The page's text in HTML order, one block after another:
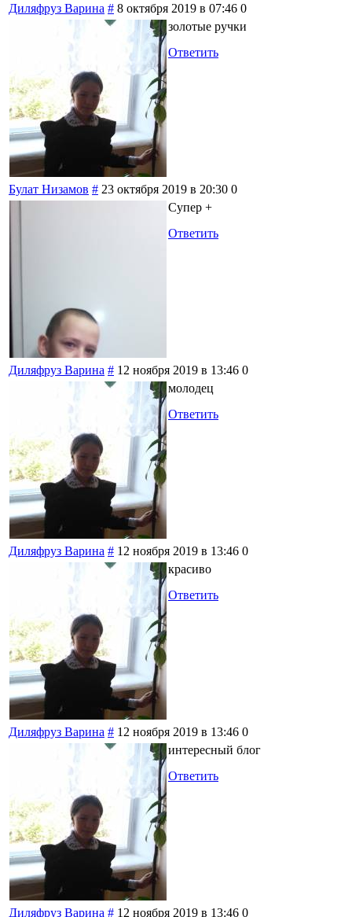
Диляфруз Варина # 8 октября 2019 в 07:46 0
золотые ручки
Ответить
Булат Низамов # 23 октября 2019 в 20:30 0
Супер +
Ответить
Диляфруз Варина # 12 ноября 2019 в 13:46 0
молодец
Ответить
Диляфруз Варина # 12 ноября 2019 в 13:46 0
красиво
Ответить
Диляфруз Варина # 12 ноября 2019 в 13:46 0
интересный блог
Ответить
Диляфруз Варина # 12 ноября 2019 в 13:46 0